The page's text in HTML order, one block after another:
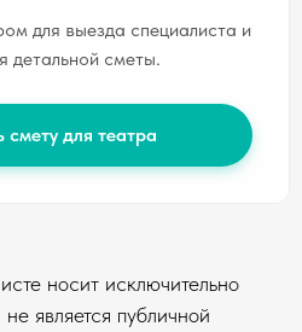
для выезда специалиста и
детальной сметы.
смету для театра
носит исключительно
является публичной